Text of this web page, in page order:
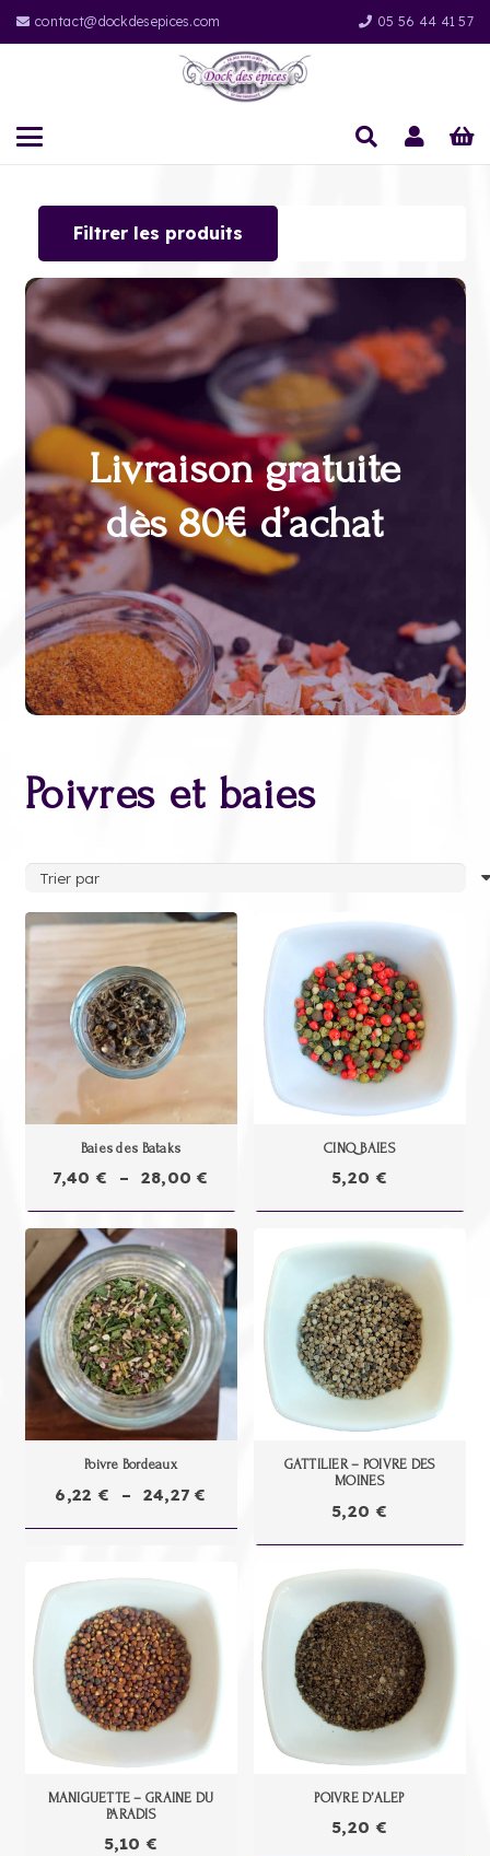
contact@dockdesepices.com 05 56 44 41 57
Filtrer les produits
Livraison gratuite
dès 80€ d’achat
Poivres et baies
Baies des Bataks
7,40 € – 28,00€
de
7,40 €
à
28,00 €
CINQ BAIES
5,20 €
Poivre Bordeaux
6,22 € – 24,27€
de
6,22 €
à
24,27 €
GATTILIER – POIVRE DES
MOINES
5,20 €
MANIGUETTE – GRAINE DU
PARADIS
5,10€
POIVRE D’ALEP
5,20 €